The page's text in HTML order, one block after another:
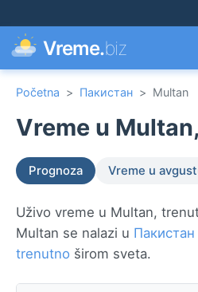
Vreme.biz
Početna > Пакистан > Multan
Vreme u
Prognoza Vreme u
Uživo vreme u Multan,
Multan se nalazi u Пакистан
trenutno širom sveta.